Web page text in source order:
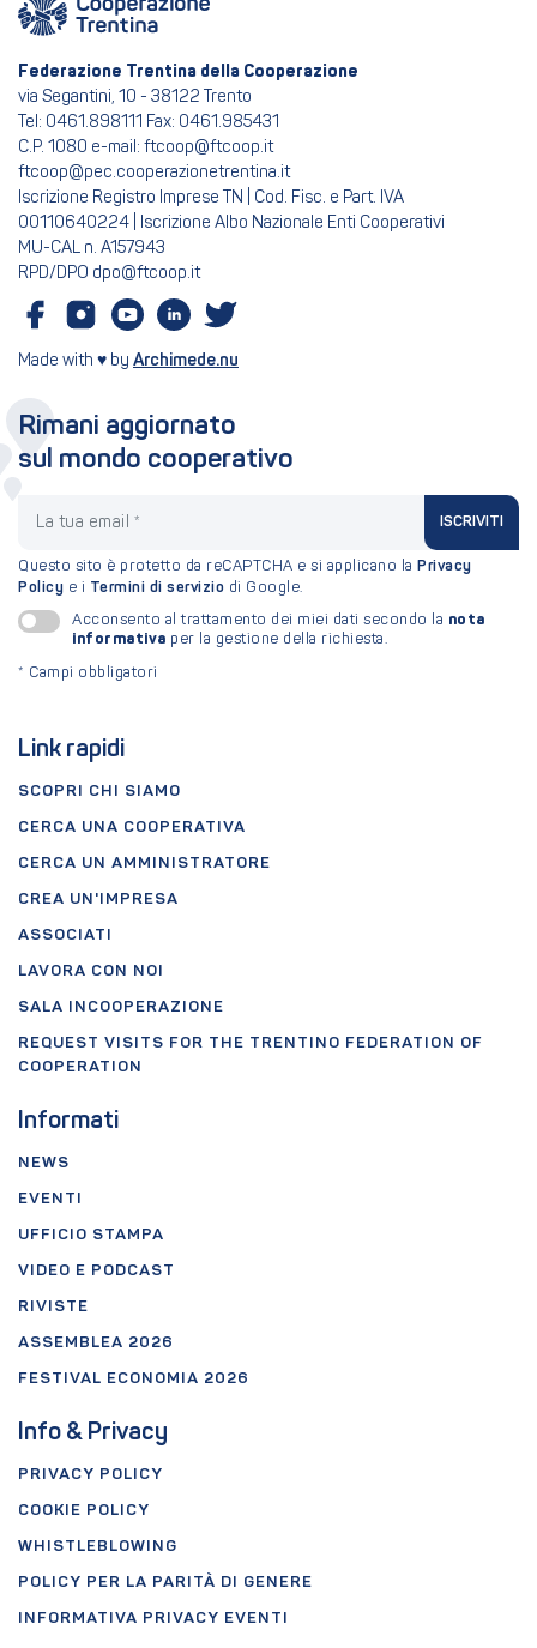
Federazione Trentina della Cooperazione
via Segantini, 10 - 38122 Trento
Tel: 0461.898111 Fax: 0461.985431
C.P. 1080 e-mail: ftcoop@ftcoop.it
ftcoop@pec.cooperazionetrentina.it
Iscrizione Registro Imprese TN | Cod. Fisc. e Part. IVA
00110640224 | Iscrizione Albo Nazionale Enti Cooperativi
MU-CAL n. A157943
RPD/DPO dpo@ftcoop.it
Made with ♥ by Archimede.nu
Link rapidi
SCOPRI CHI SIAMO
CERCA UNA COOPERATIVA
CERCA UN AMMINISTRATORE
CREA UN'IMPRESA
ASSOCIATI
LAVORA CON NOI
SALA INCOOPERAZIONE
REQUEST VISITS FOR THE TRENTINO FEDERATION OF
COOPERATION
Informati
NEWS
EVENTI
UFFICIO STAMPA
VIDEO E PODCAST
RIVISTE
ASSEMBLEA 2026
FESTIVAL ECONOMIA 2026
Info & Privacy
PRIVACY POLICY
COOKIE POLICY
WHISTLEBLOWING
POLICY PER LA PARITÀ DI GENERE
INFORMATIVA PRIVACY EVENTI
Rimani aggiornato
sul mondo cooperativo
ISCRIVITI
Questo sito è protetto da reCAPTCHA e si applicano la Privacy
Policy e i Termini di servizio di Google.
Acconsento al trattamento dei miei dati secondo la nota
informativa per la gestione della richiesta.
* Campi obbligatori